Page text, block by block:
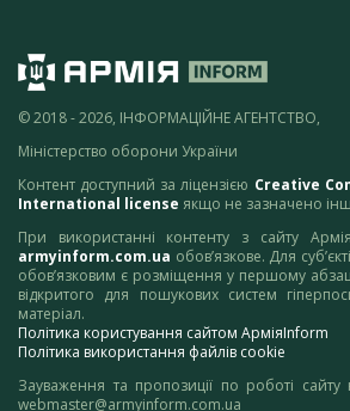
© 2018 - 2026, ІНФОРМАЦІЙНЕ АГЕНТСТВО,
Міністерство оборони України
Контент доступний за ліцензією Creative
International license якщо не зазначено
При використанні контенту з сайту
armyinform.com.ua обов’язкове. Для
обов’язковим є розміщення у першому
відкритого для пошукових систем
матеріал.
Політика користування сайтом АрміяInform
Політика використання файлів cookie
Зауваження та пропозиції по роботі
webmaster@armyinform.com.ua